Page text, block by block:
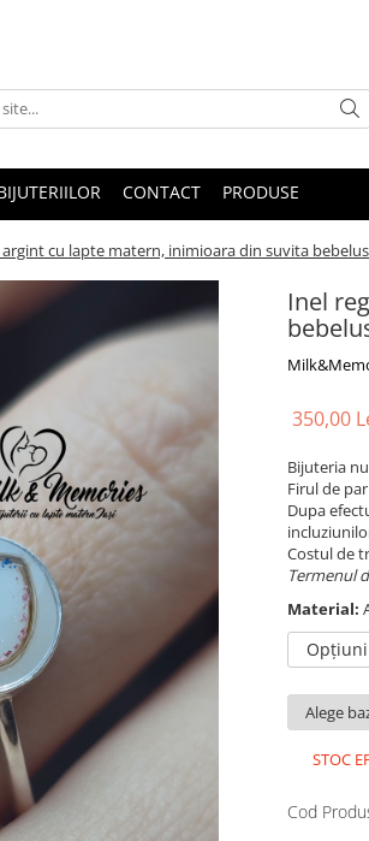
CONTACT PRODUSE
cu lapte matern, inimioara din suvita
Inel
350,00
Bijuteria
Firul de
Dupa
Costul de
Termenul
Material:
STOC
Cod